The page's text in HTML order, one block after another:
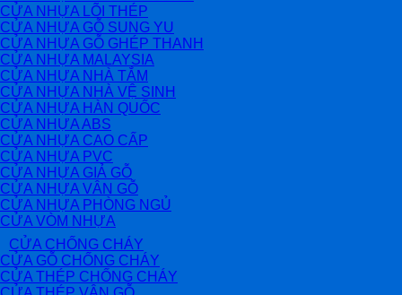
CỬA NHỰA LÕI THÉP
CỬA NHỰA GỖ SUNG YU
CỬA NHỰA GỖ GHÉP THANH
CỬA NHỰA MALAYSIA
CỬA NHỰA NHÀ TẮM
CỬA NHỰA NHÀ VỆ SINH
CỬA NHỰA HÀN QUỐC
CỬA NHỰA ABS
CỬA NHỰA CAO CẤP
CỬA NHỰA PVC
CỬA NHỰA GIẢ GỖ
CỬA NHỰA VÂN GỖ
CỬA NHỰA PHÒNG NGỦ
CỬA VÒM NHỰA
CỬA CHỐNG CHÁY
CỬA GỖ CHỐNG CHÁY
CỬA THÉP CHỐNG CHÁY